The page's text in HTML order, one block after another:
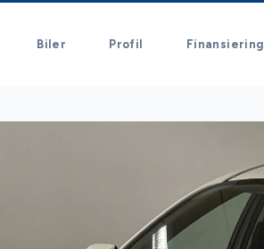
Biler Profil Finansiering